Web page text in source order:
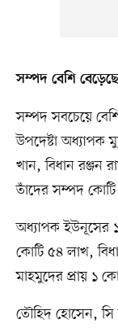
সম্পদ বেশি
সম্পদ সবচেয়ে
উপদেষ্টা অধ্যাপক
খান, বিধান রঞ্জন
তাঁদের সম্পদ কোটি
অধ্যাপক ইউনূসের
কোটি ৫৪ লাখ,
মাহমুদের প্রায় ১
তৌহিদ হোসেন,